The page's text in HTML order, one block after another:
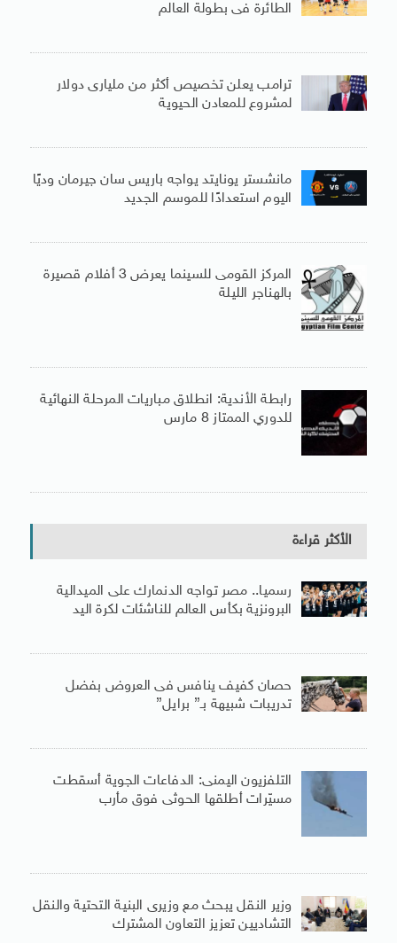
الطائرة فى بطولة العالم
ترامب يعلن تخصيص أكثر من مليارى دولار
لمشروع للمعادن الحيوية
مانشستر يونايتد يواجه باريس سان جيرمان وديًا
اليوم استعدادًا للموسم الجديد
المركز القومى للسينما يعرض 3 أفلام قصيرة
بالهناجر الليلة
رابطة الأندية: انطلاق مباريات المرحلة النهائية
للدوري الممتاز 8 مارس
الأكثر قراءة
رسميا.. مصر تواجه الدنمارك على الميدالية
البرونزية بكأس العالم للناشئات لكرة اليد
حصان كفيف ينافس فى العروض بفضل
تدريبات شبيهة بـ” برايل”
التلفزيون اليمنى: الدفاعات الجوية أسقطت
مسيّرات أطلقها الحوثى فوق مأرب
وزير النقل يبحث مع وزيرى البنية التحتية والنقل
التشاديين تعزيز التعاون المشترك